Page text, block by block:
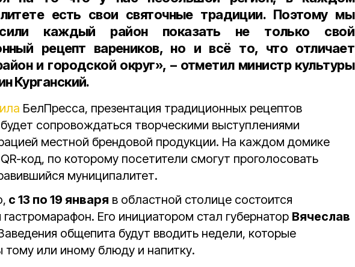
есть свои святочные традиции. Поэтому мы
каждый район показать не только свой
рецепт вареников, но и всё то, что отличает
и городской округ», – отметил министр культуры
Курганский.
БелПресса, презентация традиционных рецептов
сопровождаться творческими выступлениями
местной брендовой продукции. На каждом домике
код, по которому посетители смогут проголосовать
муниципалитет.
с 13 по 19 января в областной столице состоится
Его инициатором стал губернатор Вячеслав
общепита будут вводить недели, которые
тому или иному блюду и напитку.